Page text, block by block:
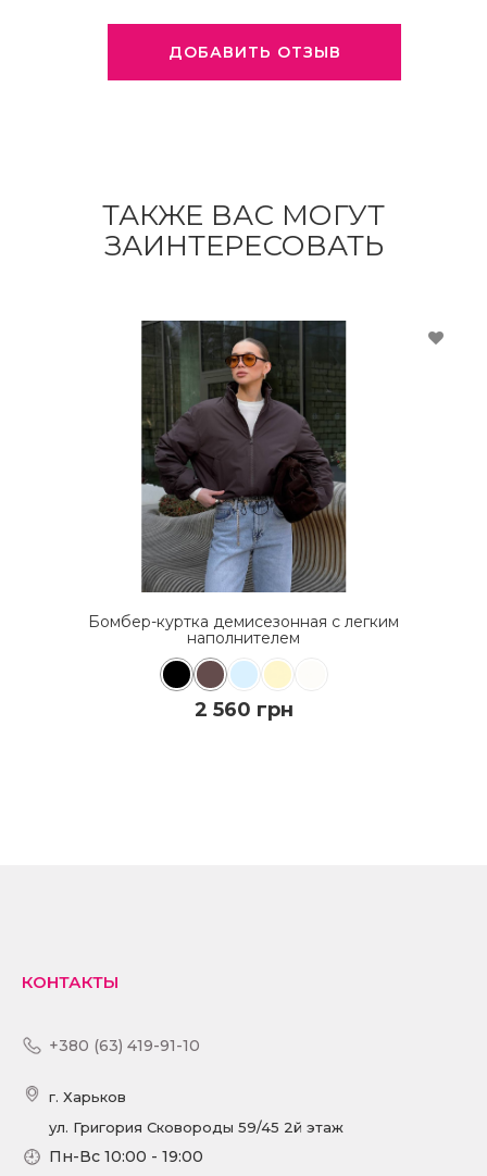
ДОБАВИТЬ ОТЗЫВ
ТАКЖЕ ВАС МОГУТ
ЗАИНТЕРЕСОВАТЬ
Бомбер-куртка демисезонная с легким
наполнителем
2 560 грн
КОНТАКТЫ
+380 (63) 419-91-10
г. Харьков
ул. Григория Сковороды 59/45 2й этаж
Пн-Вс 10:00 - 19:00